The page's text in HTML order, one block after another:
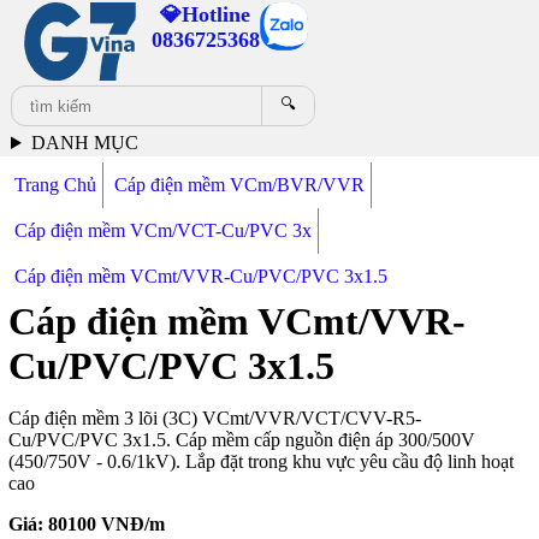
💎Hotline
0836725368
🔍
DANH MỤC
Trang Chủ Cáp điện mềm VCm/BVR/VVR
Cáp điện mềm VCm/VCT-Cu/PVC 3x
Cáp điện mềm VCmt/VVR-Cu/PVC/PVC 3x1.5
Cáp điện mềm VCmt/VVR-
Cu/PVC/PVC 3x1.5
Cáp điện mềm 3 lõi (3C) VCmt/VVR/VCT/CVV-R5-
Cu/PVC/PVC 3x1.5. Cáp mềm cấp nguồn điện áp 300/500V
(450/750V - 0.6/1kV). Lắp đặt trong khu vực yêu cầu độ linh hoạt
cao
Giá: 80100VNĐ/m